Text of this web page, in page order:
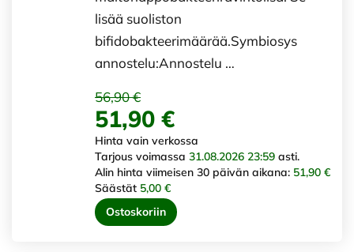
lisää suoliston
bifidobakteerimäärää.Symbiosys
annostelu:Annostelu …
56,90 €
51,90 €
Hinta vain verkossa
Tarjous voimassa 31.08.2026 23:59 asti.
Alin hinta viimeisen 30 päivän aikana: 51,90 €
Säästät 5,00 €
Ostoskoriin